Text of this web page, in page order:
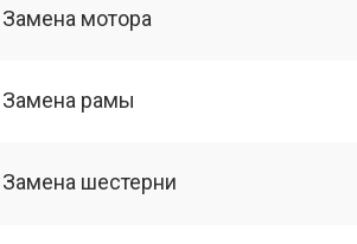
Замена мотора
Замена рамы
Замена шестерни